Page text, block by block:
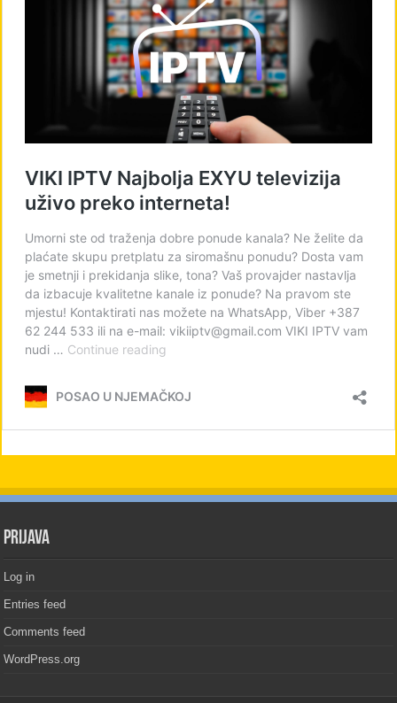
PRIJAVA
Log in
Entries feed
Comments feed
WordPress.org